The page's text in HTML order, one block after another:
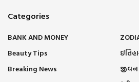
Categories
BANK AND MONEY
Beauty Tips
Breaking News
જીવન